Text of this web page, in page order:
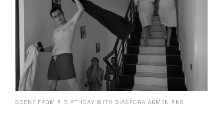
SCENE FROM A BIRTHDAY WITH DIASPORA ARMENIANS